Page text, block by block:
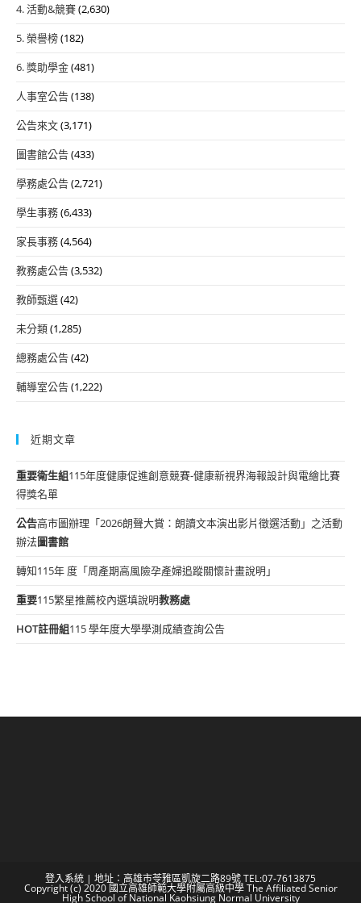
4. 活動&競賽(2,630)
5. 榮譽榜(182)
6. 獎助學金(481)
人事室公告(138)
公告來文(3,171)
圖書館公告(433)
學務處公告(2,721)
學生事務(6,433)
家長事務(4,564)
教務處公告(3,532)
教師甄選(42)
未分類(1,285)
總務處公告(42)
輔導室公告(1,222)
近期文章
重要衛生組115年度健康促進創意競賽-健康新視界海報設計與電繪比賽
得獎名單
公告高市圖辦理「2026朗聲大賞：朗讀文本演出影片徵選活動」之活動
辦法圖書館
轉知115年 度「周產期高風險孕產婦追蹤關懷計畫說明」
重要115繁星推薦校內選填說明教務處
HOT註冊組115 學年度大學學測成績查詢公告
登入系統 | 地址：高雄市苓雅區凱旋二路89號 TEL:07-7613875
Copyright (c) 2020 國立高雄師範大學附屬高級中學 The Affiliated Senior
High School of National Kaohsiung Normal University